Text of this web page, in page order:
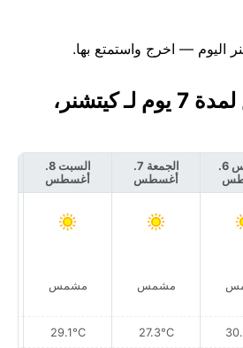
اليوم — اخرج واستمتع بها.
توقعات الطقس لمدة 7 يوم لـ كيتشنر،
الخميس 6.
الجمعة 7.
أغسطس
مشمس
27.3°C
السبت 8.
أغسطس
مشمس
29.1°C